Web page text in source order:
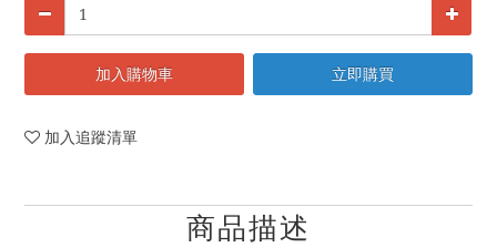
加入購物車 立即購買
加入追蹤清單
商品描述